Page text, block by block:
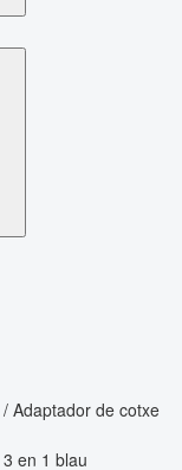
/ Adaptador de cotxe